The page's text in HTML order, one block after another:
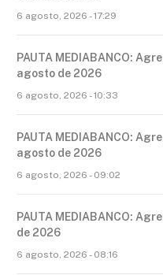
6 agosto, 2026 - 17:29
PAUTA MEDIABANCO:
agosto de 2026
6 agosto, 2026 - 10:33
PAUTA MEDIABANCO:
agosto de 2026
6 agosto, 2026 - 09:02
PAUTA MEDIABANCO:
de 2026
6 agosto, 2026 - 08:16